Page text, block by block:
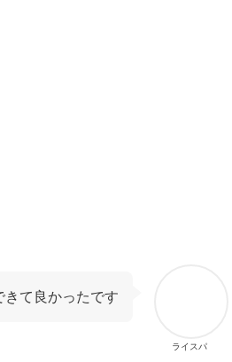
ライスパ
て良かったです